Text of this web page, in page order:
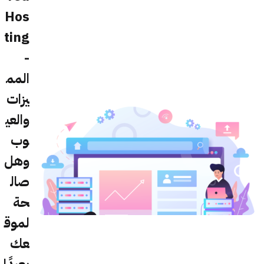
Hos
ting
-
المم
يزات
والعي
وب
وهل
صال
حة
لموق
عك